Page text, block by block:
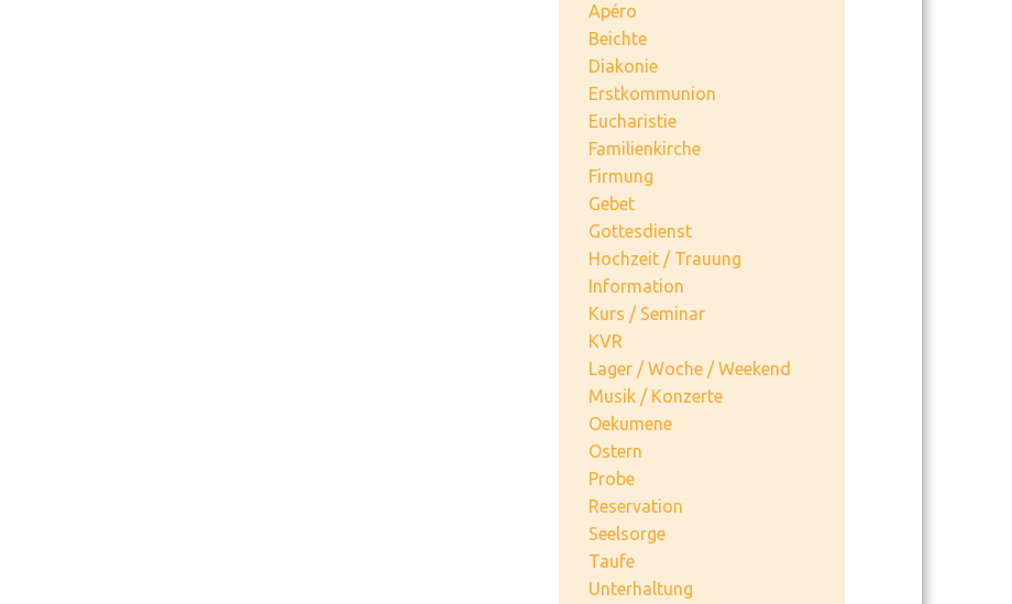
Apéro
Beichte
Diakonie
Erstkommunion
Eucharistie
Familienkirche
Firmung
Gebet
Gottesdienst
Hochzeit / Trauung
Information
Kurs / Seminar
KVR
Lager / Woche / Weekend
Musik / Konzerte
Oekumene
Ostern
Probe
Reservation
Seelsorge
Taufe
Unterhaltung